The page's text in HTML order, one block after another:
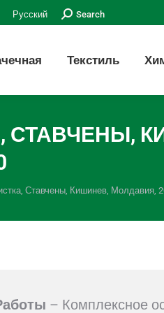
Русский Поиск:Search
Текстиль
СТАВЧЕНЫ,
Ставчены, Кишинев, Молдавия,
– Комплексное